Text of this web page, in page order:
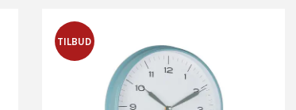
TILBUD